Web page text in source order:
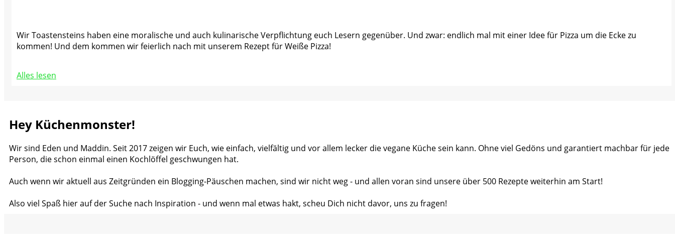
Wir Toastensteins haben eine moralische und auch kulinarische Verpflichtung euch Lesern gegenüber. Und zwar: endlich mal mit einer Idee für Pizza um die Ecke zu
kommen! Und dem kommen wir feierlich nach mit unserem Rezept für Weiße Pizza!
Alles lesen
Hey Küchenmonster!
Wir sind Eden und Maddin. Seit 2017 zeigen wir Euch, wie einfach, vielfältig und vor allem lecker die vegane Küche sein kann. Ohne viel Gedöns und garantiert machbar für jede
Person, die schon einmal einen Kochlöffel geschwungen hat.
Auch wenn wir aktuell aus Zeitgründen ein Blogging-Päuschen machen, sind wir nicht weg - und allen voran sind unsere über 500 Rezepte weiterhin am Start!
Also viel Spaß hier auf der Suche nach Inspiration - und wenn mal etwas hakt, scheu Dich nicht davor, uns zu fragen!